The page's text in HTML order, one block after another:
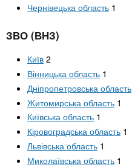
Чернівецька область 1
ЗВО (ВНЗ)
Київ 2
Вінницька область 1
Дніпропетровська область
Житомирська область 1
Київська область 1
Кіровоградська область 1
Львівська область 1
Миколаївська область 1